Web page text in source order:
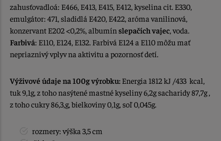
zahusťovadloá: E466, E413, E415, E412, kyselina cit. E330,
emulgátor: 471, sladidlá E420, E422, aróma vanilinová,
konzervant E202 <0,2%, albumín slepačích vajec , voda.
Farbivá: E110, E124, E132. Farbivá E124 a E110 môžu mať
nepriaznivý vplyv na aktivitu a pozornosť detí.
Výživové údaje na 100g výrobku: Energia 1812 kJ /433 kcal,
tuk 9,1g, z toho nasýtené mastné kyseliny 6,2g sacharidy 87,7g ,
z toho cukry 86,3,g, bielkoviny 0,1g, soľ 0,045g.
rozmery: výška 3,5 cm